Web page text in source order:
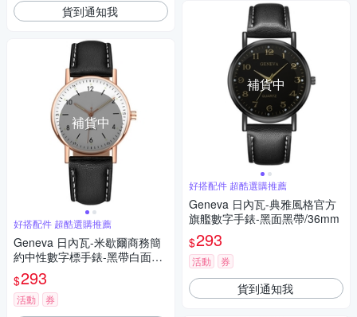
貨到通知我
補貨中
好搭配件 超酷選購推薦
Geneva 日內瓦-米歇爾商務簡
約中性數字標手錶-黑帶白面玫
金框/36mm
$293
活動 券
補貨中
好搭配件 超酷選購推薦
Geneva 日內瓦-典雅風格官方
旗艦數字手錶-黑面黑帶/36mm
$293
活動 券
貨到通知我